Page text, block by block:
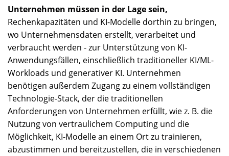
Unternehmen müssen in der Lage sein,
Rechenkapazitäten und KI-Modelle dorthin zu bringen,
wo Unternehmensdaten erstellt, verarbeitet und
verbraucht werden - zur Unterstützung von KI-
Anwendungsfällen, einschließlich traditioneller KI/ML-
Workloads und generativer KI. Unternehmen
benötigen außerdem Zugang zu einem vollständigen
Technologie-Stack, der die traditionellen
Anforderungen von Unternehmen erfüllt, wie z. B. die
Nutzung von vertraulichem Computing und die
Möglichkeit, KI-Modelle an einem Ort zu trainieren,
abzustimmen und bereitzustellen, die in verschiedenen